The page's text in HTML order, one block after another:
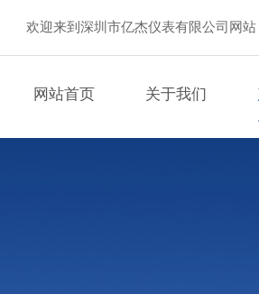
欢迎来到深圳市亿杰仪表有限公司网站
网站首页 关于我们